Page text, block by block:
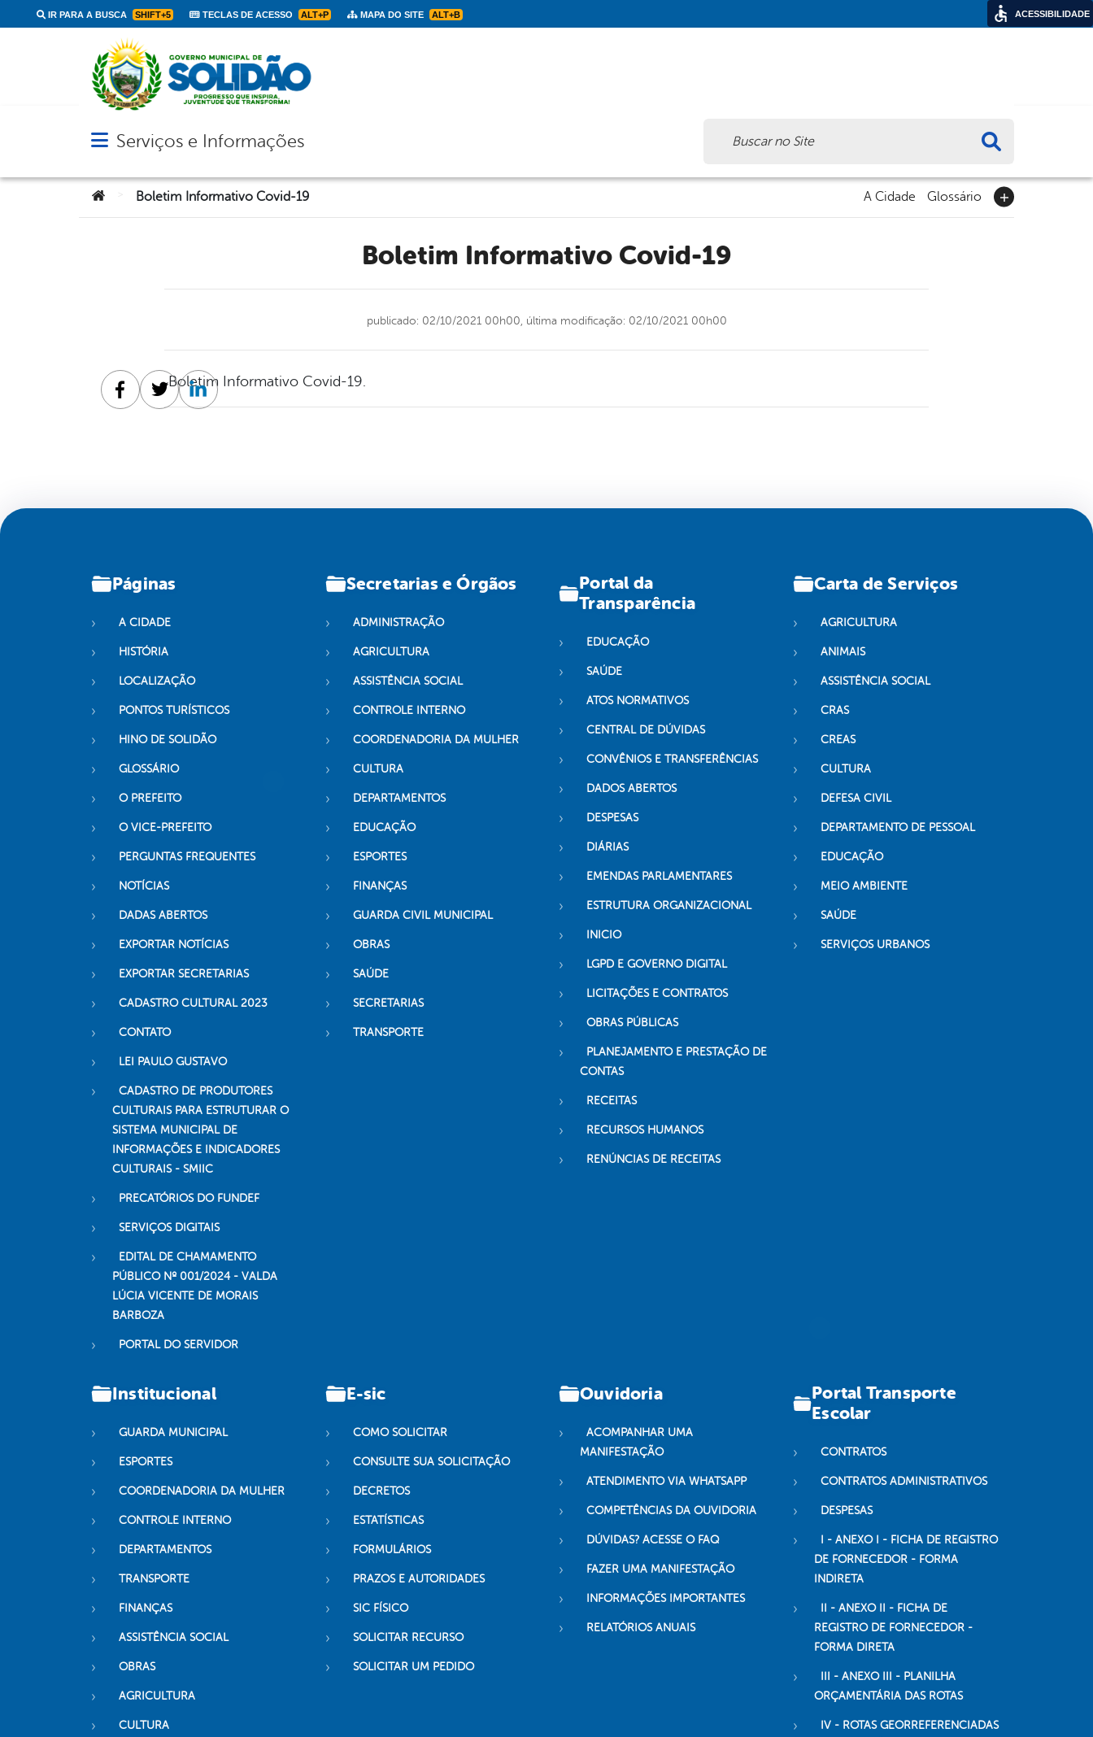
IR PARA A BUSCA SHIFT+5 TECLAS DE ACESSO ALT+P MAPA DO SITE ALT+B
Abrir menu principal de navegação
Serviços e Informações
Você está aqui:Boletim Informativo Covid-19 A Cidade Glossário
Boletim Informativo Covid-19
publicado: 02/10/2021 00h00, última modificação: 02/10/2021 00h00
Boletim Informativo Covid-19.
Facebook
TwitterLinkedin
Páginas
A CIDADE
HISTÓRIA
LOCALIZAÇÃO
PONTOS TURÍSTICOS
HINO DE SOLIDÃO
GLOSSÁRIO
O PREFEITO
O VICE-PREFEITO
PERGUNTAS FREQUENTES
NOTÍCIAS
DADAS ABERTOS
EXPORTAR NOTÍCIAS
EXPORTAR SECRETARIAS
CADASTRO CULTURAL 2023
CONTATO
LEI PAULO GUSTAVO
CADASTRO DE PRODUTORES
CULTURAIS PARA ESTRUTURAR O
SISTEMA MUNICIPAL DE
INFORMAÇÕES E INDICADORES
CULTURAIS - SMIIC
PRECATÓRIOS DO FUNDEF
SERVIÇOS DIGITAIS
EDITAL DE CHAMAMENTO
PÚBLICO Nº 001/2024 - VALDA
LÚCIA VICENTE DE MORAIS
BARBOZA
PORTAL DO SERVIDOR
Secretarias e Órgãos
ADMINISTRAÇÃO
AGRICULTURA
ASSISTÊNCIA SOCIAL
CONTROLE INTERNO
COORDENADORIA DA MULHER
CULTURA
DEPARTAMENTOS
EDUCAÇÃO
ESPORTES
FINANÇAS
GUARDA CIVIL MUNICIPAL
OBRAS
SAÚDE
SECRETARIAS
TRANSPORTE
Portal da
Transparência
EDUCAÇÃO
SAÚDE
ATOS NORMATIVOS
CENTRAL DE DÚVIDAS
CONVÊNIOS E TRANSFERÊNCIAS
DADOS ABERTOS
DESPESAS
DIÁRIAS
EMENDAS PARLAMENTARES
ESTRUTURA ORGANIZACIONAL
INICIO
LGPD E GOVERNO DIGITAL
LICITAÇÕES E CONTRATOS
OBRAS PÚBLICAS
PLANEJAMENTO E PRESTAÇÃO DE
CONTAS
RECEITAS
RECURSOS HUMANOS
RENÚNCIAS DE RECEITAS
Carta de Serviços
AGRICULTURA
ANIMAIS
ASSISTÊNCIA SOCIAL
CRAS
CREAS
CULTURA
DEFESA CIVIL
DEPARTAMENTO DE PESSOAL
EDUCAÇÃO
MEIO AMBIENTE
SAÚDE
SERVIÇOS URBANOS
Institucional
GUARDA MUNICIPAL
ESPORTES
COORDENADORIA DA MULHER
CONTROLE INTERNO
DEPARTAMENTOS
TRANSPORTE
FINANÇAS
ASSISTÊNCIA SOCIAL
OBRAS
AGRICULTURA
CULTURA
E-sic
COMO SOLICITAR
CONSULTE SUA SOLICITAÇÃO
DECRETOS
ESTATÍSTICAS
FORMULÁRIOS
PRAZOS E AUTORIDADES
SIC FÍSICO
SOLICITAR RECURSO
SOLICITAR UM PEDIDO
Ouvidoria
ACOMPANHAR UMA
MANIFESTAÇÃO
ATENDIMENTO VIA WHATSAPP
COMPETÊNCIAS DA OUVIDORIA
DÚVIDAS? ACESSE O FAQ
FAZER UMA MANIFESTAÇÃO
INFORMAÇÕES IMPORTANTES
RELATÓRIOS ANUAIS
Portal Transporte
Escolar
CONTRATOS
CONTRATOS ADMINISTRATIVOS
DESPESAS
I - ANEXO I - FICHA DE REGISTRO
DE FORNECEDOR - FORMA
INDIRETA
II - ANEXO II - FICHA DE
REGISTRO DE FORNECEDOR -
FORMA DIRETA
III - ANEXO III - PLANILHA
ORÇAMENTÁRIA DAS ROTAS
IV - ROTAS GEORREFERENCIADAS
ACESSIBILIDADE